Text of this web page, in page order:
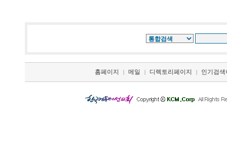
홈페이지 | 메일 | 디렉토리페이지 | 인기검색